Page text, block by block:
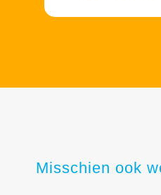
Misschien ook